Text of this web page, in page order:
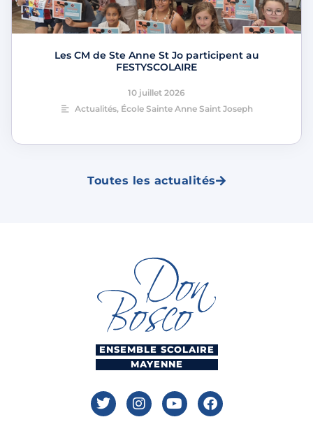
Les CM de Ste Anne St Jo participent au
FESTYSCOLAIRE
10 juillet 2026
Actualités, École Sainte Anne Saint Joseph
Toutes les actualités
ENSEMBLE SCOLAIRE
MAYENNE